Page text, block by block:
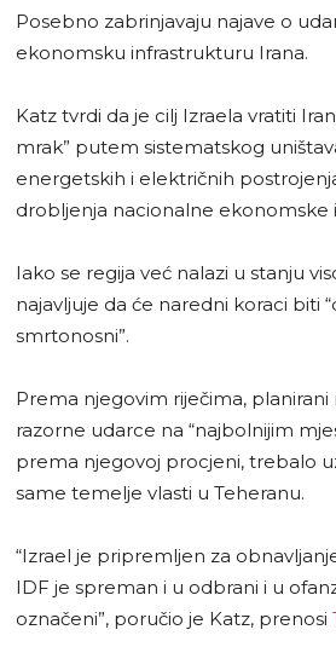
Posebno zabrinjavaju najave o
ekonomsku infrastrukturu Irana.
Katz tvrdi da je cilj Izraela vratiti
mrak” putem sistematskog
energetskih i električnih
drobljenja nacionalne ekonomske
Iako se regija već nalazi u stanju
najavljuje da će naredni koraci biti
smrtonosni”.
Prema njegovim riječima, planirani
razorne udarce na “najbolnijim
prema njegovoj procjeni, trebalo
same temelje vlasti u Teheranu.
“Izrael je pripremljen za
IDF je spreman i u odbrani i u
označeni”, poručio je Katz, prenosi